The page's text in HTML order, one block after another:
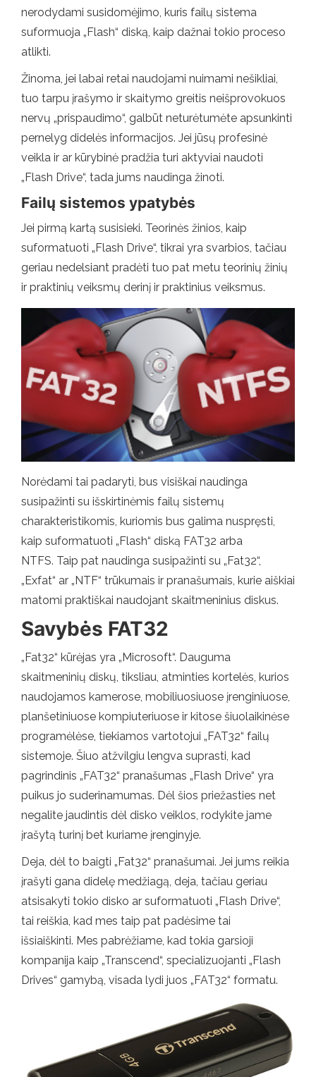
nerodydami susidomėjimo, kuris failų sistema
suformuoja „Flash“ diską, kaip dažnai tokio proceso
atlikti.
Žinoma, jei labai retai naudojami nuimami nešikliai,
tuo tarpu įrašymo ir skaitymo greitis neišprovokuos
nervų „prispaudimo“, galbūt neturėtumėte apsunkinti
pernelyg didelės informacijos. Jei jūsų profesinė
veikla ir ar kūrybinė pradžia turi aktyviai naudoti
„Flash Drive“, tada jums naudinga žinoti.
Failų sistemos ypatybės
Jei pirmą kartą susisieki. Teorinės žinios, kaip
suformatuoti „Flash Drive“, tikrai yra svarbios, tačiau
geriau nedelsiant pradėti tuo pat metu teorinių žinių
ir praktinių veiksmų derinį ir praktinius veiksmus.
Norėdami tai padaryti, bus visiškai naudinga
susipažinti su išskirtinėmis failų sistemų
charakteristikomis, kuriomis bus galima nuspręsti,
kaip suformatuoti „Flash“ diską FAT32 arba
NTFS. Taip pat naudinga susipažinti su „Fat32“,
„Exfat“ ar „NTF“ trūkumais ir pranašumais, kurie aiškiai
matomi praktiškai naudojant skaitmeninius diskus.
Savybės FAT32
„Fat32“ kūrėjas yra „Microsoft“. Dauguma
skaitmeninių diskų, tiksliau, atminties kortelės, kurios
naudojamos kamerose, mobiliuosiuose įrenginiuose,
planšetiniuose kompiuteriuose ir kitose šiuolaikinėse
programėlėse, tiekiamos vartotojui „FAT32“ failų
sistemoje. Šiuo atžvilgiu lengva suprasti, kad
pagrindinis „FAT32“ pranašumas „Flash Drive“ yra
puikus jo suderinamumas. Dėl šios priežasties net
negalite jaudintis dėl disko veiklos, rodykite jame
įrašytą turinį bet kuriame įrenginyje.
Deja, dėl to baigti „Fat32“ pranašumai. Jei jums reikia
įrašyti gana didelę medžiagą, deja, tačiau geriau
atsisakyti tokio disko ar suformatuoti „Flash Drive“,
tai reiškia, kad mes taip pat padėsime tai
išsiaiškinti. Mes pabrėžiame, kad tokia garsioji
kompanija kaip „Transcend“, specializuojanti „Flash
Drives“ gamybą, visada lydi juos „FAT32“ formatu.